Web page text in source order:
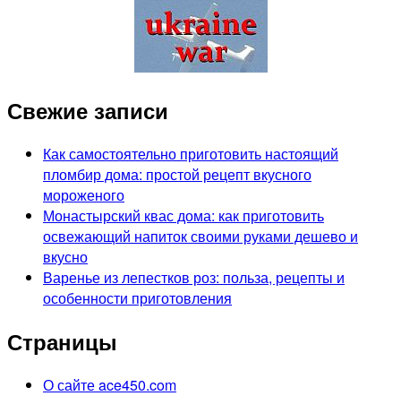
Свежие записи
Как самостоятельно приготовить настоящий
пломбир дома: простой рецепт вкусного
мороженого
Монастырский квас дома: как приготовить
освежающий напиток своими руками дешево и
вкусно
Варенье из лепестков роз: польза, рецепты и
особенности приготовления
Страницы
О сайте ace450.com